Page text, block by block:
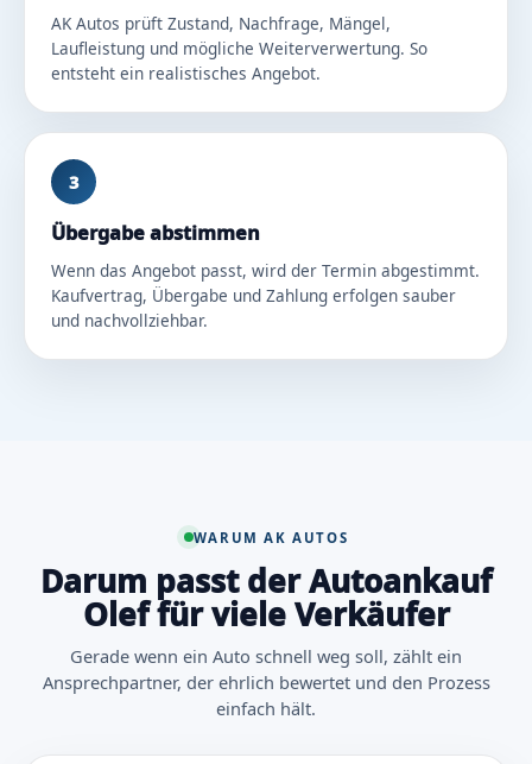
AK Autos prüft Zustand, Nachfrage, Mängel,
Laufleistung und mögliche Weiterverwertung. So
entsteht ein realistisches Angebot.
3
Übergabe abstimmen
Wenn das Angebot passt, wird der Termin abgestimmt.
Kaufvertrag, Übergabe und Zahlung erfolgen sauber
und nachvollziehbar.
WARUM AK AUTOS
Darum passt der Autoankauf
Olef für viele Verkäufer
Gerade wenn ein Auto schnell weg soll, zählt ein
Ansprechpartner, der ehrlich bewertet und den Prozess
einfach hält.